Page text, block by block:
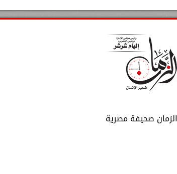
الزمان صحيفة مصرية